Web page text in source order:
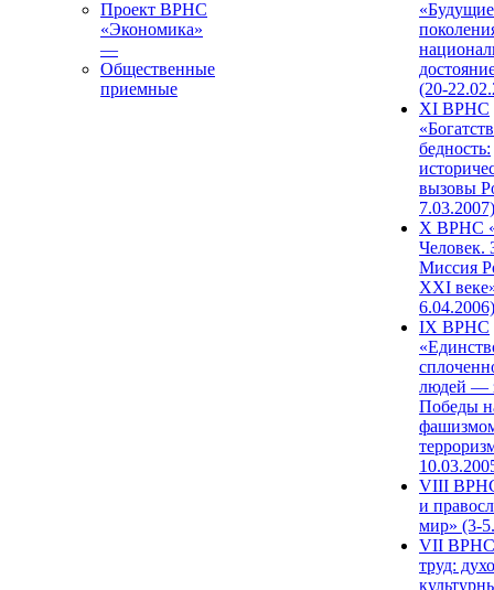
Проект ВРНС
«Экономика»
—
Общественные
приемные
«Будущие
(20-
XI ВРНС
бедность:
вызовы
7.03.2007)
X ВРНС
Человек.
Миссия
XXI
6.04.2006)
IX ВРНС
людей —
Победы
VIII
и
мир» (3-
VII ВРНС
труд: